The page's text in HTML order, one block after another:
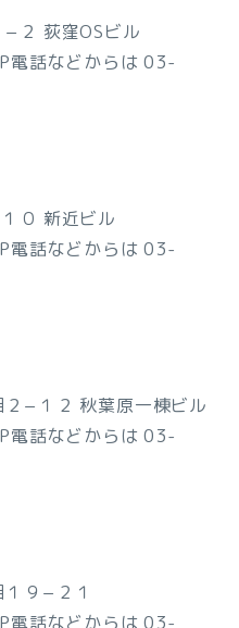
２ 荻窪OSビル
話などからは 03-
０ 新近ビル
話などからは 03-
−１２ 秋葉原一棟ビル
話などからは 03-
９−２１
話などからは 03-